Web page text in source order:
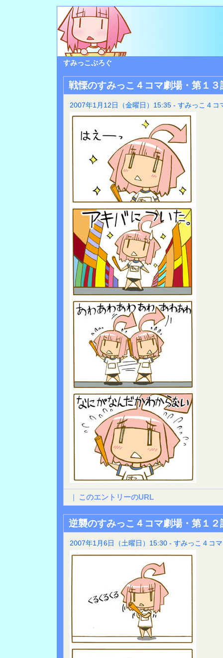
すみっこぶろぐ
戦慄のすみっこ４コマ劇場・第１
2007年1月12日（金曜日）15:35 - すみっこ４コ
| このエントリーのURL
逆襲のすみっこ４コマ劇場・第１
2007年1月6日（土曜日）15:30 - すみっこ４コマ